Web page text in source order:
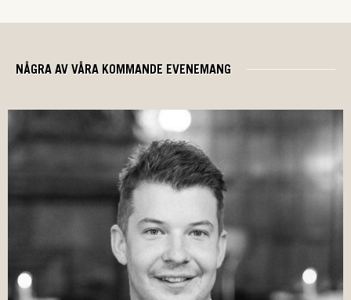
NÅGRA AV VÅRA KOMMANDE EVENEMANG